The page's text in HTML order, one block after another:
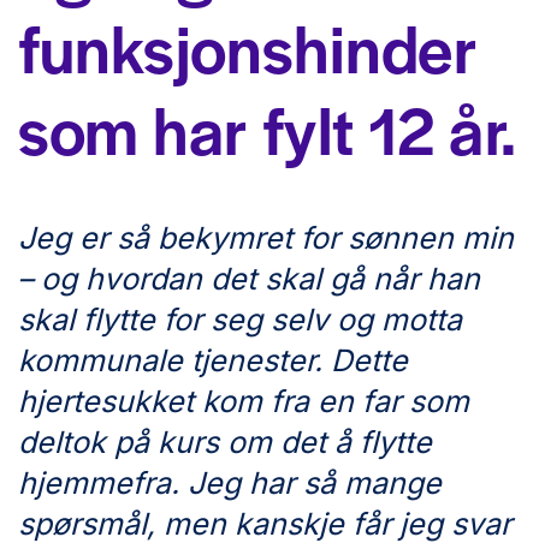
funksjonshinder
som har fylt 12 år.
Jeg er så bekymret for sønnen min
– og hvordan det skal gå når han
skal flytte for seg selv og motta
kommunale tjenester. Dette
hjertesukket kom fra en far som
deltok på kurs om det å flytte
hjemmefra. Jeg har så mange
spørsmål, men kanskje får jeg svar